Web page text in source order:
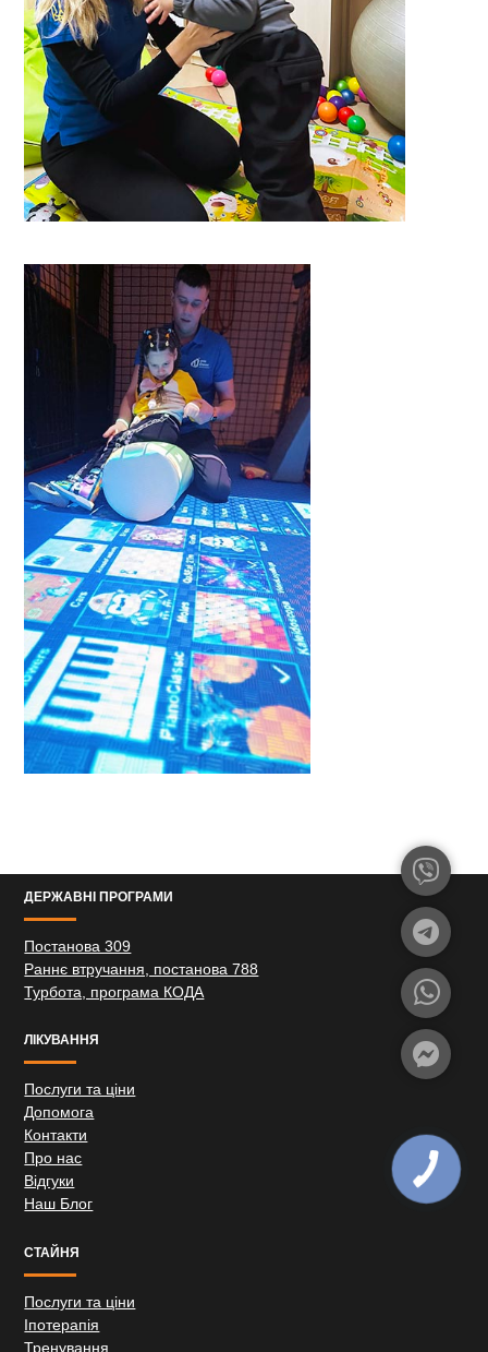
ДЕРЖАВНІ ПРОГРАМИ
Постанова 309
Раннє втручання, постанова 788
Турбота, програма КОДА
ЛІКУВАННЯ
Послуги та ціни
Допомога
Контакти
Про нас
Відгуки
Наш Блог
СТАЙНЯ
Послуги та ціни
Іпотерапія
Тренування